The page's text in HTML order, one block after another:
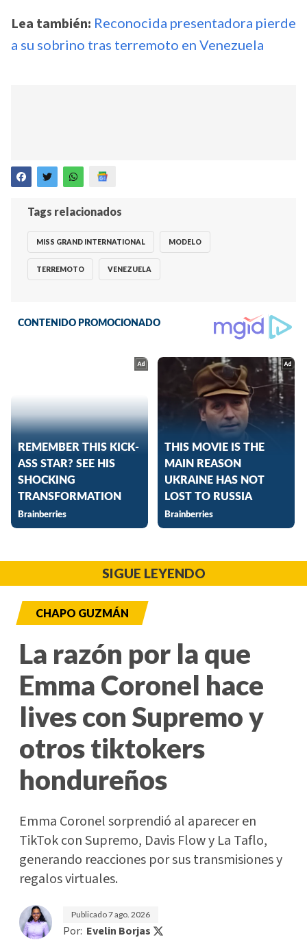
Lea también: Reconocida presentadora pierde
a su sobrino tras terremoto en Venezuela
Tags relacionados
MISS GRAND INTERNATIONAL MODELO
TERREMOTO VENEZUELA
SIGUE LEYENDO
CHAPO GUZMÁN
La razón por la que
Emma Coronel hace
lives con Supremo y
otros tiktokers
hondureños
Emma Coronel sorprendió al aparecer en
TikTok con Supremo, Davis Flow y La Taflo,
generando reacciones por sus transmisiones y
regalos virtuales.
Publicado7 ago. 2026
Por: Evelin Borjas